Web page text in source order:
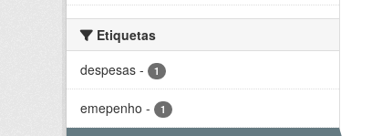
Etiquetas
despesas - 1
emepenho - 1